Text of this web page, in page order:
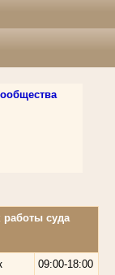
работы суда
09:00-18:00